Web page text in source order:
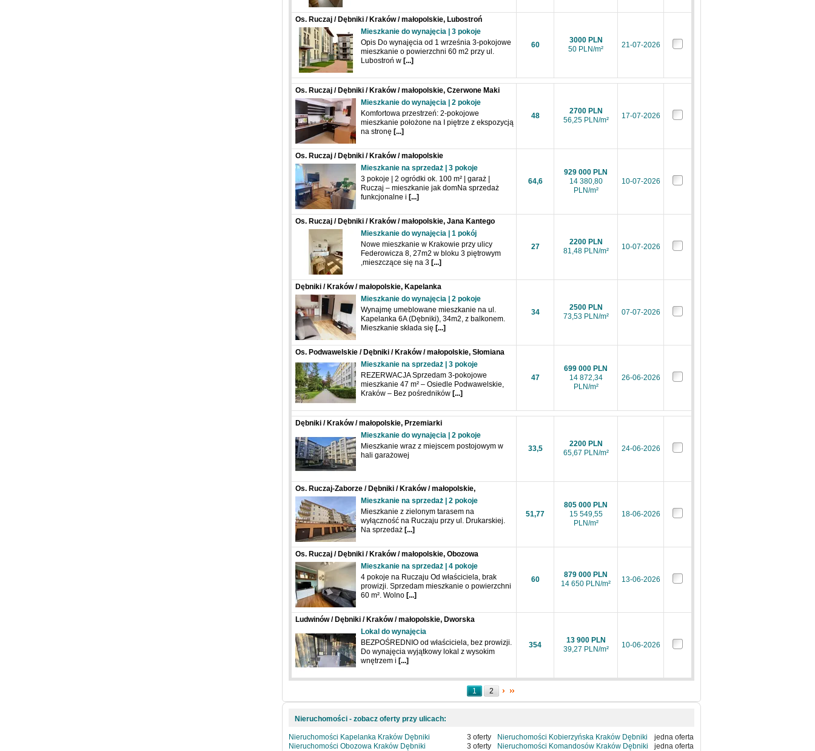
Os. Ruczaj / Dębniki / Kraków / małopolskie, Lubostroń
Mieszkanie do wynajęcia | 3 pokoje
Opis Do wynajęcia od 1 września 3-pokojowe
mieszkanie o powierzchni 60 m2 przy ul.
Lubostroń w [...]
60
3000 PLN
50 PLN/m²
21-07-2026
Os. Ruczaj / Dębniki / Kraków / małopolskie, Czerwone Maki
Mieszkanie do wynajęcia | 2 pokoje
Komfortowa przestrzeń: 2-pokojowe
mieszkanie położone na I piętrze z ekspozycją
na stronę [...]
48
2700 PLN
56,25 PLN/m²
17-07-2026
Os. Ruczaj / Dębniki / Kraków / małopolskie
Mieszkanie na sprzedaż | 3 pokoje
3 pokoje | 2 ogródki ok. 100 m² | garaż |
Ruczaj – mieszkanie jak domNa sprzedaż
funkcjonalne i [...]
64,6
929 000 PLN
14 380,80
PLN/m²
10-07-2026
Os. Ruczaj / Dębniki / Kraków / małopolskie, Jana Kantego
Federowicza
Mieszkanie do wynajęcia | 1 pokój
Nowe mieszkanie w Krakowie przy ulicy
Federowicza 8, 27m2 w bloku 3 piętrowym
,mieszczące się na 3 [...]
27
2200 PLN
81,48 PLN/m²
10-07-2026
Dębniki / Kraków / małopolskie, Kapelanka
Mieszkanie do wynajęcia | 2 pokoje
Wynajmę umeblowane mieszkanie na ul.
Kapelanka 6A (Dębniki), 34m2, z balkonem.
Mieszkanie składa się [...]
34
2500 PLN
73,53 PLN/m²
07-07-2026
Os. Podwawelskie / Dębniki / Kraków / małopolskie, Słomiana
Mieszkanie na sprzedaż | 3 pokoje
REZERWACJA Sprzedam 3-pokojowe
mieszkanie 47 m² – Osiedle Podwawelskie,
Kraków – Bez pośredników [...]
47
699 000 PLN
14 872,34
PLN/m²
26-06-2026
Dębniki / Kraków / małopolskie, Przemiarki
Mieszkanie do wynajęcia | 2 pokoje
Mieszkanie wraz z miejscem postojowym w
hali garażowej
33,5
2200 PLN
65,67 PLN/m²
24-06-2026
Os. Ruczaj-Zaborze / Dębniki / Kraków / małopolskie,
Drukarska
Mieszkanie na sprzedaż | 2 pokoje
Mieszkanie z zielonym tarasem na
wyłączność na Ruczaju przy ul. Drukarskiej.
Na sprzedaż [...]
51,77
805 000 PLN
15 549,55
PLN/m²
18-06-2026
Os. Ruczaj / Dębniki / Kraków / małopolskie, Obozowa
Mieszkanie na sprzedaż | 4 pokoje
4 pokoje na Ruczaju Od właściciela, brak
prowizji. Sprzedam mieszkanie o powierzchni
60 m². Wolno [...]
60
879 000 PLN
14 650 PLN/m²
13-06-2026
Ludwinów / Dębniki / Kraków / małopolskie, Dworska
Lokal do wynajęcia
BEZPOŚREDNIO od właściciela, bez prowizji.
Do wynajęcia wyjątkowy lokal z wysokim
wnętrzem i [...]
354
13 900 PLN
39,27 PLN/m²
10-06-2026
1 2
Nieruchomości - zobacz oferty przy ulicach:
3 oferty
Nieruchomości Kapelanka Kraków Dębniki
3 oferty
Nieruchomości Obozowa Kraków Dębniki
jedna oferta
Nieruchomości Kobierzyńska Kraków Dębniki
jedna oferta
Nieruchomości Komandosów Kraków Dębniki